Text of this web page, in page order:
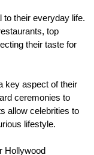
to their everyday life.
top
their taste for
key aspect of their
ceremonies to
allow celebrities to
lifestyle.
Hollywood